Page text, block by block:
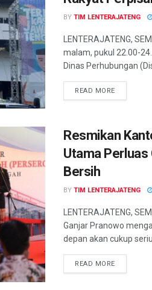
BY TIM LENTERAJATENG
LENTERAJATENG,
malam, pukul 22.00-
Dinas Perhubungan
READ MOREDETAILS
Resmikan
Utama Perluas
Bersih
BY TIM LENTERAJATENG
LENTERAJATENG,
Ganjar Pranowo
depan akan cukup
READ MOREDETAILS